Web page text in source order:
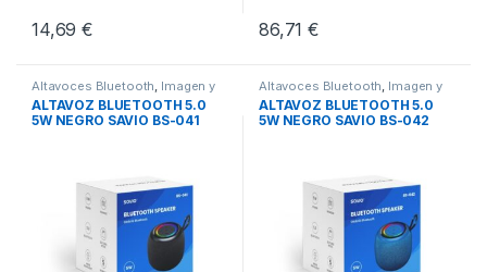
14,69€ 86,71€
Altavoces Bluetooth Imagen y
Sonido,Sonido
ALTAVOZ BLUETOOTH 5.0
5W NEGRO SAVIO BS-041
Altavoces Bluetooth Imagen y
Sonido,Sonido
ALTAVOZ BLUETOOTH 5.0
5W NEGRO SAVIO BS-042